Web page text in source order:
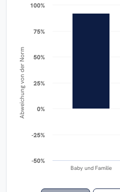
Abweichung von der Norm
Baby und Familie
-50%
-50%
-25%
-25%
0%
0%
25%
25%
50%
50%
75%
75%
100%
100%